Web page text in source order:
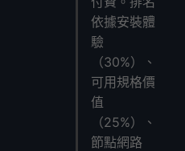
依據安裝體
驗
（30%）、
可用規格價
值
（25%）、
節點網路